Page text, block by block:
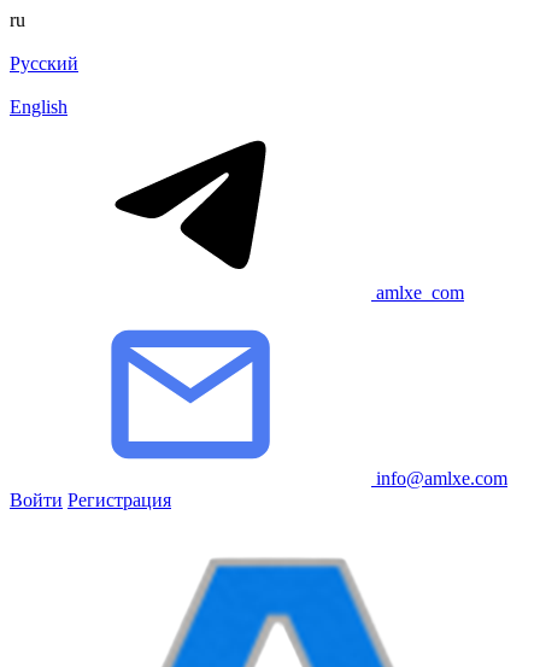
ru
Русский
English
amlxe_com
info@amlxe.com
Войти Регистрация